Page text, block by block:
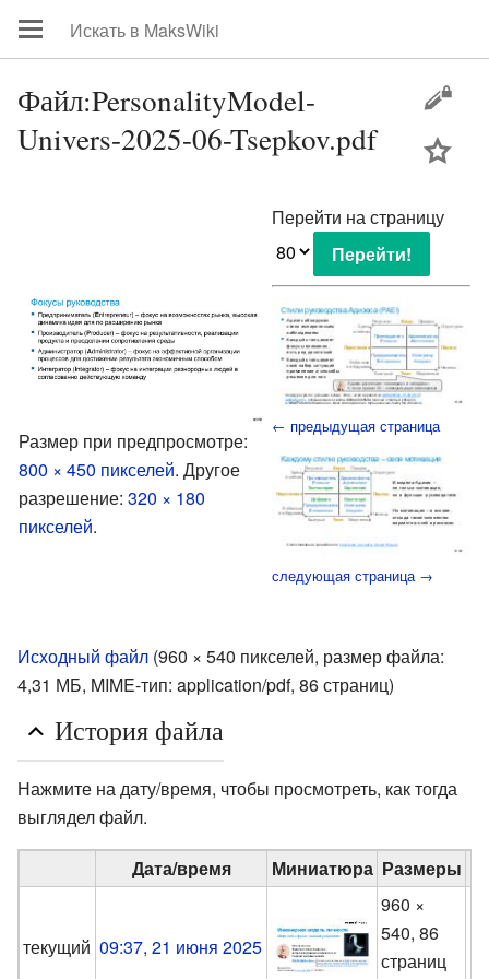
Файл:PersonalityModel-
Univers-2025-06-Tsepkov.pdf
Размер при предпросмотре:
800 × 450 пикселей. Другое
разрешение: 320 × 180
пикселей.
Перейти на страницу
← предыдущая страница
следующая страница →
Исходный файл (960 × 540 пикселей, размер файла:
4,31 МБ, MIME-тип: application/pdf, 86 страниц)
История файла
Нажмите на дату/время, чтобы просмотреть, как тогда
выглядел файл.
Дата/время Миниатюра Размеры
текущий 09:37, 21 июня 2025
960 ×
540, 86
страниц